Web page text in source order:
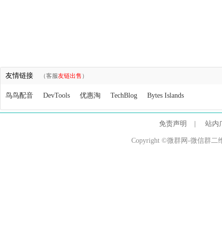
友情链接 （客服友链出售 ）
鸟鸟配音 DevTools 优惠淘 TechBlog Bytes Islands
免责声明 站内
Copyright ©微群网-微信群二